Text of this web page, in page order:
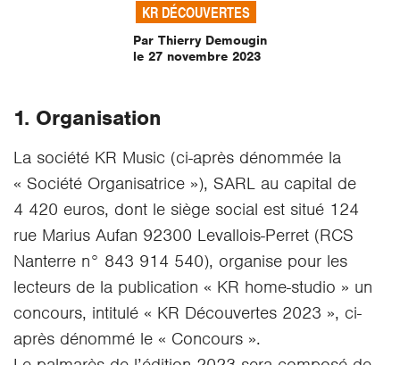
KR DÉCOUVERTES
Par Thierry Demougin
le 27 novembre 2023
1. Organisation
La société KR Music (ci-après dénommée la
« Société Organisatrice »), SARL au capital de
4 420 euros, dont le siège social est situé 124
rue Marius Aufan 92300 Levallois-Perret (RCS
Nanterre n° 843 914 540), organise pour les
lecteurs de la publication « KR home-studio » un
concours, intitulé « KR Découvertes 2023 », ci-
après dénommé le « Concours ».